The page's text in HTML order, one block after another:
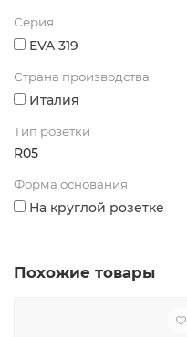
Серия
EVA 319
Страна производства
Италия
Тип розетки
R05
Форма основания
На круглой розетке
Похожие товары